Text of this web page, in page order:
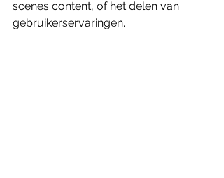
scenes content, of het delen van
gebruikerservaringen.